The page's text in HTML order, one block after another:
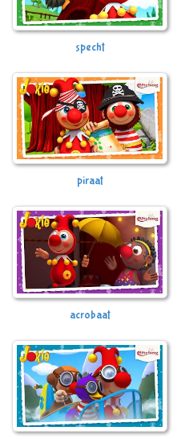
specht
piraat
acrobaat